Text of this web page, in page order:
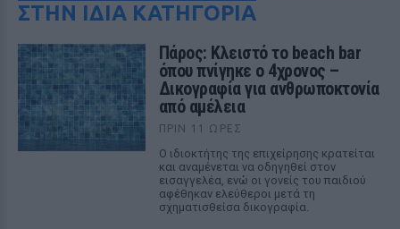
ΣΤΗΝ ΙΔΙΑ ΚΑΤΗΓΟΡΙΑ
Πάρος: Κλειστό το beach bar
όπου πνίγηκε ο 4χρονος –
Δικογραφία για ανθρωποκτονία
από αμέλεια
ΠΡΙΝ 11 ΏΡΕΣ
Ο ιδιοκτήτης της επιχείρησης κρατείται
και αναμένεται να οδηγηθεί στον
εισαγγελέα, ενώ οι γονείς του παιδιού
αφέθηκαν ελεύθεροι μετά τη
σχηματισθείσα δικογραφία.